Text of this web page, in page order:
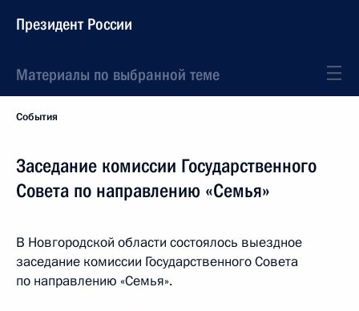
Президент России
Материалы по выбранной теме
События
Заседание комиссии Государственного
Совета по направлению «Семья»
В Новгородской области состоялось выездное
заседание комиссии Государственного Совета
по направлению «Семья».